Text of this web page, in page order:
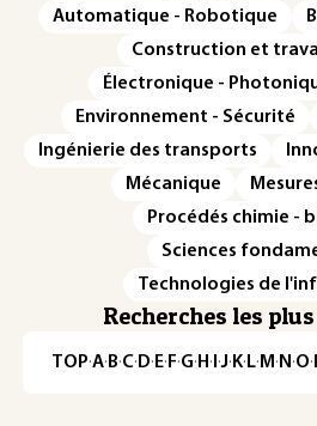
Automatique - Robotique
Construction et
Électronique -
Environnement - Sécurité
Ingénierie des transports
Mécanique
Procédés chimie -
Sciences
Technologies de
Recherches les
TOP·A·B·C· D· E· F·G· H · ·J· K· L· M · N ·O·